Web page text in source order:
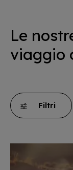
Le
viaggio
Filtri